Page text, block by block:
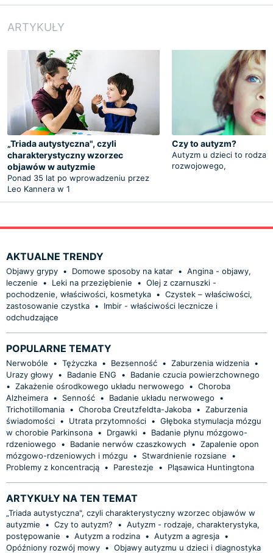
ARTYKUŁY
„Triada autystyczna", czyli
charakterystyczny wzorzec
objawów w autyzmie
Ponad 35 lat po wprowadzeniu przez
Leo Kannera w 1
Czy to autyzm?
Autyzm u dzieci to rodzaj
rozwojowego,
AKTUALNE TRENDY
Objawy grypy • Domowe sposoby na katar • Angina - objawy,
leczenie
• Leki na przeziębienie • Olej z czarnuszki -
pochodzenie, właściwości, kosmetyka • Czystek – właściwości,
zastosowanie czystka •
Imbir - właściwości lecznicze i
odchudzające
POPULARNE TEMATY
Nerwobóle • Tężyczka • Bezsenność • Zaburzenia widzenia •
Urazy głowy • Badanie ENG •
Badanie czucia powierzchownego
• Zakażenie ośrodkowego układu nerwowego • Choroba
Alzheimera • Senność • Badanie układu nerwowego
•
Trichotillomania • Choroba Creutzfeldta-Jakoba • Zaburzenia
świadomości • Utrata przytomności • Głęboka stymulacja mózgu
w chorobie Parkinsona • Drgawki •
Badanie płynu mózgowo-
rdzeniowego
• Badanie nerwów czaszkowych • Zapalenie opon
mózgowo-rdzeniowych i mózgu
• Stwardnienie rozsiane
•
Problemy z koncentracją • Parestezje • Pląsawica Huntingtona
ARTYKUŁY NA TEN TEMAT
„Triada autystyczna", czyli charakterystyczny wzorzec objawów w
autyzmie
• Czy to autyzm? • Autyzm - rodzaje, charakterystyka,
postępowanie
• Autyzm a rodzina • Autyzm a agresja •
Opóźniony rozwój mowy • Objawy autyzmu u dzieci i diagnostyka